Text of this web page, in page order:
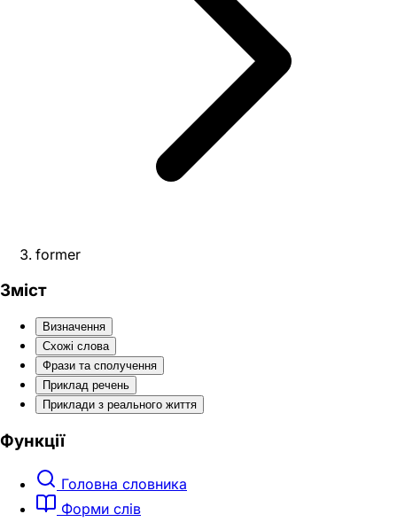
former
Зміст
Визначення
Схожі слова
Фрази та сполучення
Приклад речень
Приклади з реального життя
Функції
Головна словника
Форми слів